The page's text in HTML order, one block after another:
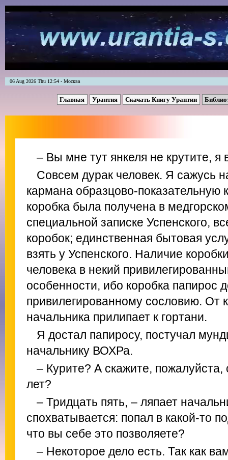
06 Aug 2026 Thu 12:54 - Москва
Главная Урантия Скачать Книгу Урантии
– Вы мне тут янкеля не крутите,
Совсем дурак человек. Я сажусь
кармана образцово-показательную
коробка была получена в
специальной записке Успенского,
коробок; единственная бытовая
взять у Успенского. Наличие
человека в некий
особенности, ибо коробка папирос
привилегированному сословию. От
начальника прилипает к гортани.
Я достал папиросу, постучал
начальнику ВОХРа.
– Курите? А скажите, пожалуйста,
лет?
– Тридцать пять, – ляпает
спохватывается: попал в какой-то
что вы себе это позволяете?
– Некоторое дело есть. Так как